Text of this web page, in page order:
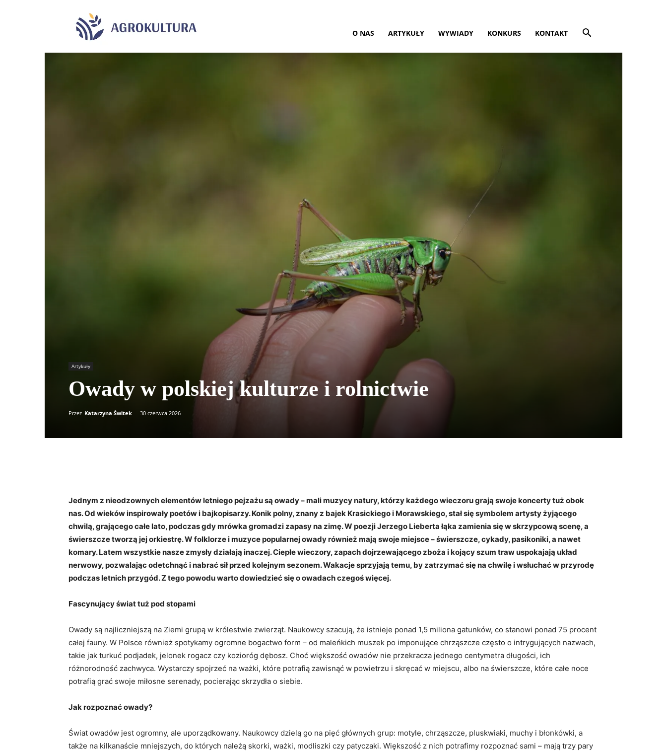
O NAS ARTYKUŁY WYWIADY KONKURS KONTAKT
Artykuły
Owady w polskiej kulturze i rolnictwie
Przez Katarzyna Świtek - 30 czerwca 2026
Jednym z nieodzownych elementów letniego pejzażu są owady – mali muzycy natury, którzy każdego wieczoru grają swoje koncerty tuż obok
nas. Od wieków inspirowały poetów i bajkopisarzy. Konik polny, znany z bajek Krasickiego i Morawskiego, stał się symbolem artysty żyjącego
chwilą, grającego całe lato, podczas gdy mrówka gromadzi zapasy na zimę. W poezji Jerzego Lieberta łąka zamienia się w skrzypcową scenę, a
świerszcze tworzą jej orkiestrę. W folklorze i muzyce popularnej owady również mają swoje miejsce – świerszcze, cykady, pasikoniki, a nawet
komary.Latem wszystkie nasze zmysły działają inaczej. Ciepłe wieczory, zapach dojrzewającego zboża i kojący szum traw uspokajają układ
nerwowy, pozwalając odetchnąć i nabrać sił przed kolejnym sezonem. Wakacje sprzyjają temu, by zatrzymać się na chwilę i wsłuchać w przyrodę
podczas letnich przygód. Z tego powodu warto dowiedzieć się o owadach czegoś więcej.
Fascynujący świat tuż pod stopami
Owady są najliczniejszą na Ziemi grupą w królestwie zwierząt. Naukowcy szacują, że istnieje ponad 1,5 miliona gatunków, co stanowi ponad 75 procent
całej fauny. W Polsce również spotykamy ogromne bogactwo form – od maleńkich muszek po imponujące chrząszcze często o intrygujących nazwach,
takie jak turkuć podjadek, jelonek rogacz czy kozioróg dębosz. Choć większość owadów nie przekracza jednego centymetra długości, ich
różnorodność zachwyca. Wystarczy spojrzeć na ważki, które potrafią zawisnąć w powietrzu i skręcać w miejscu, albo na świerszcze, które całe noce
potrafią grać swoje miłosne serenady, pocierając skrzydła o siebie.
Jak rozpoznać owady?
Świat owadów jest ogromny, ale uporządkowany. Naukowcy dzielą go na pięć głównych grup: motyle, chrząszcze, pluskwiaki, muchy i błonkówki, a
także na kilkanaście mniejszych, do których należą skorki, ważki, modliszki czy patyczaki. Większość z nich potrafimy rozpoznać sami – mają trzy pary